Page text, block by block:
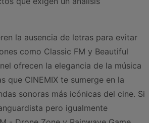
la ausencia de letras para evitar
como Classic FM y Beautiful
ofrecen la elegancia de la música
que CINEMIX te sumerge en la
sonoras más icónicas del cine. Si
pero igualmente